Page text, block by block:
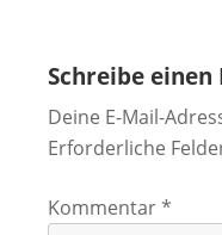
Schreibe
Deine E-Mail-
Erforderliche
Kommentar*